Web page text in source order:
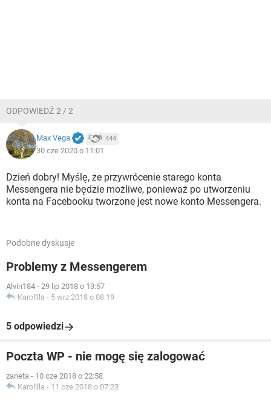
ODPOWIEDŹ 2 / 2
Max Vega 444
30 cze 2020 o 11:01
Dzień dobry! Myślę, że przywrócenie starego konta
Messengera nie będzie możliwe, ponieważ po utworzeniu
konta na Facebooku tworzone jest nowe konto Messengera.
Podobne dyskusje
Problemy z Messengerem
Alvin184 - 29 lip 2018 o 13:57
Karolllla - 5 wrz 2018 o 08:19
5 odpowiedzi
Poczta WP - nie mogę się zalogować
zaneta - 10 cze 2018 o 22:58
Karolllla - 11 cze 2018 o 07:23